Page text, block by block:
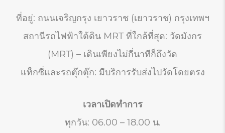
ที่อยู่: ถนนเจริญกรุง เยาวราช (เยาวราช) กรุงเทพฯ
สถานีรถไฟฟ้าใต้ดิน MRT ที่ใกล้ที่สุด: วัดมังกร
(MRT) – เดินเพียงไม่กี่นาทีก็ถึงวัด
แท็กซี่และรถตุ๊กตุ๊ก: มีบริการรับส่งไปวัดโดยตรง
เวลาเปิดทำการ
ทุกวัน: 06.00 – 18.00 น.